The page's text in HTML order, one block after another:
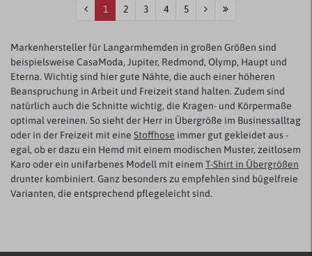
1 2 3 4 5
Markenhersteller für Langarmhemden in großen Größen sind
beispielsweise CasaModa, Jupiter, Redmond, Olymp, Haupt und
Eterna. Wichtig sind hier gute Nähte, die auch einer höheren
Beanspruchung in Arbeit und Freizeit stand halten. Zudem sind
natürlich auch die Schnitte wichtig, die Kragen- und Körpermaße
optimal vereinen. So sieht der Herr in Übergröße im Businessalltag
oder in der Freizeit mit eine Stoffhose immer gut gekleidet aus -
egal, ob er dazu ein Hemd mit einem modischen Muster, zeitlosem
Karo oder ein unifarbenes Modell mit einem T-Shirt in Übergrößen
drunter kombiniert. Ganz besonders zu empfehlen sind bügelfreie
Varianten, die entsprechend pflegeleicht sind.